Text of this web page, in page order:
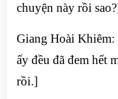
chuyện này rồi
Giang Hoài
ấy đều đã đem hết
rồi.]